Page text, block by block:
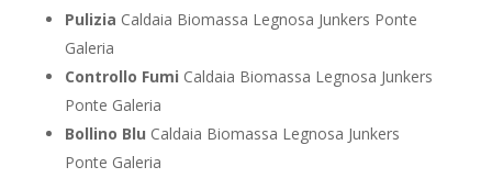
Pulizia Caldaia Biomassa Legnosa Junkers Ponte
Galeria
Controllo Fumi Caldaia Biomassa Legnosa Junkers
Ponte Galeria
Bollino Blu Caldaia Biomassa Legnosa Junkers
Ponte Galeria